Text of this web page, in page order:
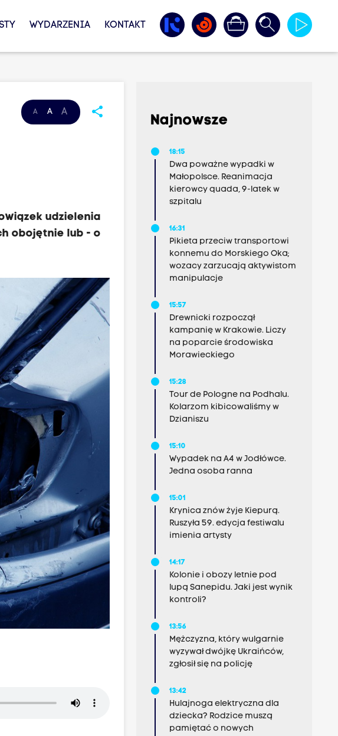
WYDARZENIA KONTAKT
A A A share
udzielenia
obojętnie lub - o
Najnowsze
18:15
Dwa poważne wypadki w
Małopolsce. Reanimacja
kierowcy quada, 9-latek w
szpitalu
16:31
Pikieta przeciw transportowi
konnemu do Morskiego Oka;
wozacy zarzucają aktywistom
manipulacje
15:57
Drewnicki rozpoczął
kampanię w Krakowie. Liczy
na poparcie środowiska
Morawieckiego
15:28
Tour de Pologne na Podhalu.
Kolarzom kibicowaliśmy w
Dzianiszu
15:10
Wypadek na A4 w Jodłówce.
Jedna osoba ranna
15:01
Krynica znów żyje Kiepurą.
Ruszyła 59. edycja festiwalu
imienia artysty
14:17
Kolonie i obozy letnie pod
lupą Sanepidu. Jaki jest wynik
kontroli?
13:56
Mężczyzna, który wulgarnie
wyzywał dwójkę Ukraińców,
zgłosił się na policję
13:42
Hulajnoga elektryczna dla
dziecka? Rodzice muszą
pamiętać o nowych